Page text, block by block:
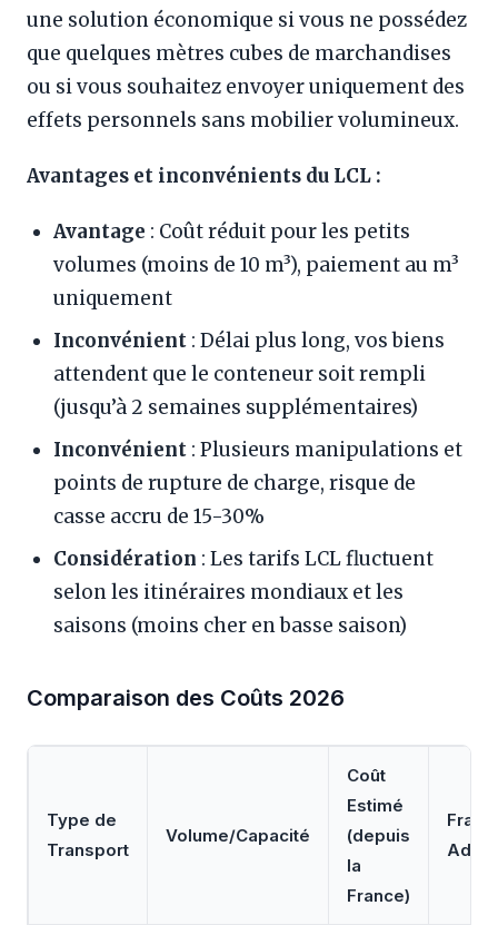
une solution économique si vous ne possédez
que quelques mètres cubes de marchandises
ou si vous souhaitez envoyer uniquement des
effets personnels sans mobilier volumineux.
Avantages et inconvénients du LCL :
Avantage : Coût réduit pour les petits
volumes (moins de 10 m³), paiement au m³
uniquement
Inconvénient : Délai plus long, vos biens
attendent que le conteneur soit rempli
(jusqu’à 2 semaines supplémentaires)
Inconvénient : Plusieurs manipulations et
points de rupture de charge, risque de
casse accru de 15-30%
Considération : Les tarifs LCL fluctuent
selon les itinéraires mondiaux et les
saisons (moins cher en basse saison)
Comparaison des Coûts 2026
Type de
Transport
Volume/Capacité
Coût
Estimé
(depuis
la
France)
Frais